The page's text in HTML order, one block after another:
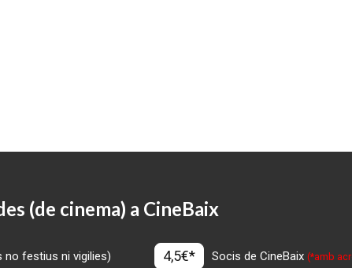
(de cinema) a CineBaix
no festius ni vigilies) 4,5€* Socis de CineBaix(*amb